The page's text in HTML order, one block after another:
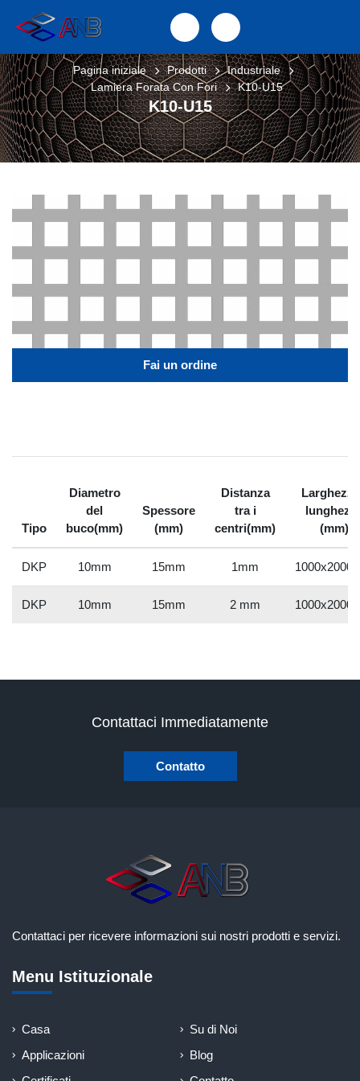
K10-U15
Pagina iniziale Prodotti
Industriale
Lamiera Forata Con Fori
K10-U15
Fai un ordine
Tipo
Diametro
del
buco(mm)
Spessore
(mm)
Distanza
tra i
centri(mm)
(mm)
DKP 10mm 15mm 1mm
DKP 10mm 15mm 2 mm
Contattaci Immediatamente
Contatto
Contattaci per ricevere informazioni sui nostri prodotti e servizi.
Menu Istituzionale
Casa
Su di Noi
Applicazioni
Blog